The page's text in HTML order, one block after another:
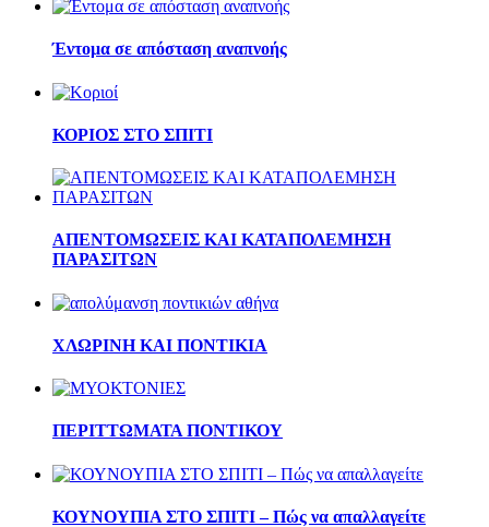
Έντομα σε απόσταση αναπνοής
ΚΟΡΙΟΣ ΣΤΟ ΣΠΙΤΙ
ΑΠΕΝΤΟΜΩΣΕΙΣ ΚΑΙ ΚΑΤΑΠΟΛΕΜΗΣΗ
ΠΑΡΑΣΙΤΩΝ
ΧΛΩΡΙΝΗ ΚΑΙ ΠΟΝΤΙΚΙΑ
ΠΕΡΙΤΤΩΜΑΤΑ ΠΟΝΤΙΚΟΥ
ΚΟΥΝΟΥΠΙΑ ΣΤΟ ΣΠΙΤΙ – Πώς να απαλλαγείτε